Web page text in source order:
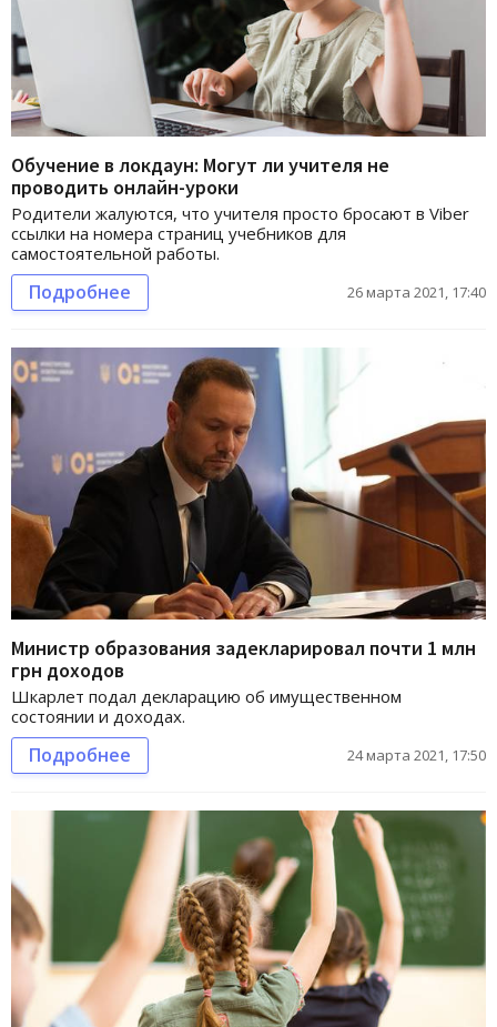
Обучение в локдаун: Могут ли учителя не
проводить онлайн-уроки
Родители жалуются, что учителя просто бросают в Viber
ссылки на номера страниц учебников для
самостоятельной работы.
Подробнее 26 марта 2021, 17:40
Министр образования задекларировал почти 1 млн
грн доходов
Шкарлет подал декларацию об имущественном
состоянии и доходах.
Подробнее 24 марта 2021, 17:50